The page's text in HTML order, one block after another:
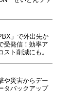
」で外出先か
受発信！効率ア
スト削減にも。
や災害からデー
タバックアップ